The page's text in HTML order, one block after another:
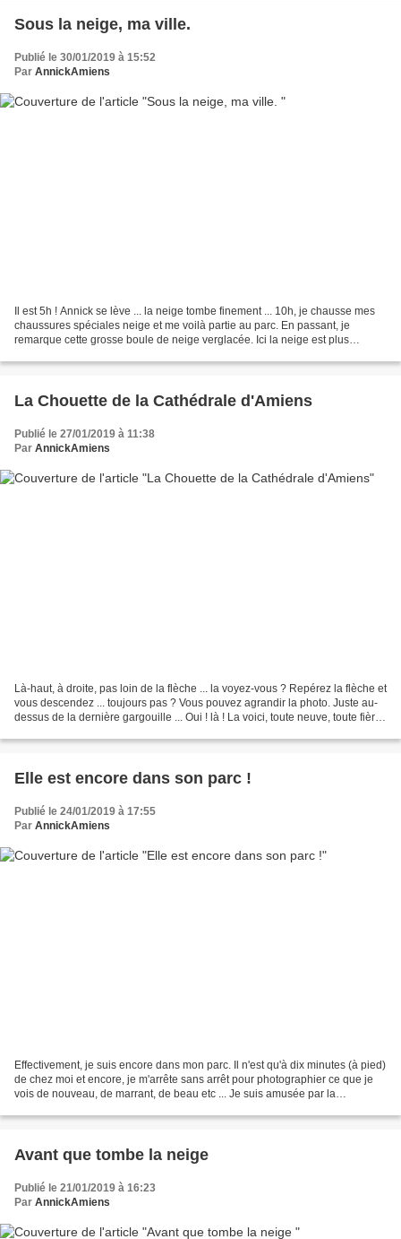
Sous la neige, ma ville.
Publié le 30/01/2019 à 15:52
Par AnnickAmiens
Il est 5h ! Annick se lève ... la neige tombe finement ... 10h, je chausse mes
chaussures spéciales neige et me voilà partie au parc. En passant, je
remarque cette grosse boule de neige verglacée. Ici la neige est plus
La Chouette de la Cathédrale d'Amiens
Publié le 27/01/2019 à 11:38
Par AnnickAmiens
Là-haut, à droite, pas loin de la flèche ... la voyez-vous ? Repérez la flèche et
vous descendez ... toujours pas ? Vous pouvez agrandir la photo. Juste au-
dessus de la dernière gargouille ... Oui ! là ! La voici, toute neuve, toute fière,
Elle est encore dans son parc !
Publié le 24/01/2019 à 17:55
Par AnnickAmiens
Effectivement, je suis encore dans mon parc. Il n'est qu'à dix minutes (à pied)
de chez moi et encore, je m'arrête sans arrêt pour photographier ce que je
vois de nouveau, de marrant, de beau etc ... Je suis amusée par la
Avant que tombe la neige
Publié le 21/01/2019 à 16:23
Par AnnickAmiens